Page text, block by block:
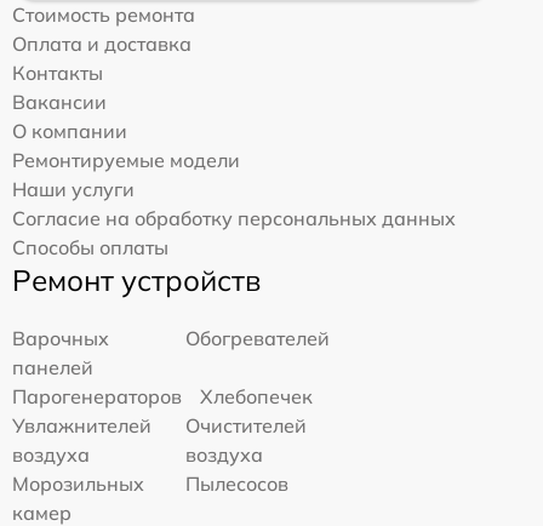
Стоимость ремонта
Оплата и доставка
Контакты
Вакансии
О компании
Ремонтируемые модели
Наши услуги
Согласие на обработку персональных данных
Способы оплаты
Ремонт устройств
Варочных
панелей
Обогревателей
Парогенераторов
Хлебопечек
Увлажнителей
воздуха
Очистителей
воздуха
Морозильных
камер
Пылесосов